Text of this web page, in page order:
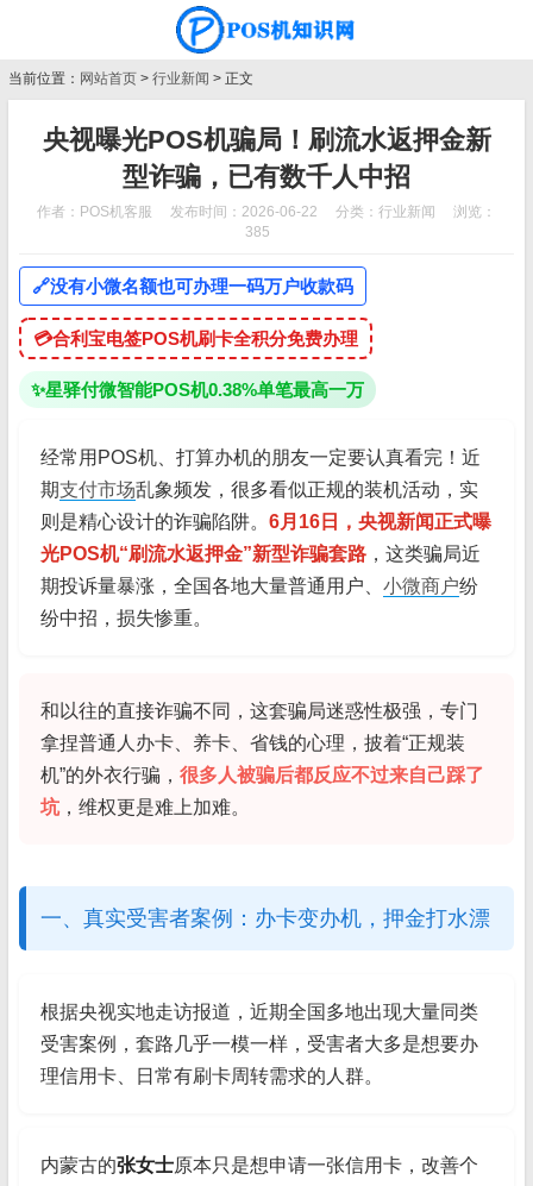
当前位置： 网站首页 > 行业新闻 > 正文
央视曝光POS机骗局！刷流水返押金新
型诈骗，已有数千人中招
作者：POS机客服 发布时间：2026-06-22 分类： 行业新闻
浏览：
385
🔗没有小微名额也可办理一码万户收款码
💳合利宝电签POS机刷卡全积分免费办理
✨星驿付微智能POS机0.38%单笔最高一万
经常用POS机、打算办机的朋友一定要认真看完！近
期支付市场乱象频发，很多看似正规的装机活动，实
则是精心设计的诈骗陷阱。 6月16日，央视新闻正式曝
光POS机“刷流水返押金”新型诈骗套路 ，这类骗局近
期投诉量暴涨，全国各地大量普通用户、 小微商户纷
纷中招，损失惨重。
和以往的直接诈骗不同，这套骗局迷惑性极强，专门
拿捏普通人办卡、养卡、省钱的心理，披着“正规装
机”的外衣行骗， 很多人被骗后都反应不过来自己踩了
坑，维权更是难上加难。
一、真实受害者案例：办卡变办机，押金打水漂
根据央视实地走访报道，近期全国多地出现大量同类
受害案例，套路几乎一模一样，受害者大多是想要办
理信用卡、日常有刷卡周转需求的人群。
内蒙古的张女士原本只是想申请一张信用卡，改善个